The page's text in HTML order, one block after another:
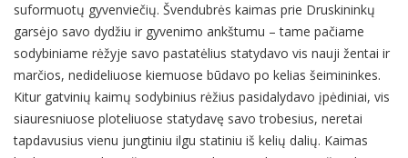
suformuotų gyvenviečių. Švendubrės kaimas prie Druskininkų
garsėjo savo dydžiu ir gyvenimo ankštumu – tame pačiame
sodybiniame rėžyje savo pastatėlius statydavo vis nauji žentai ir
marčios, nedideliuose kiemuose būdavo po kelias šeimininkes.
Kitur gatvinių kaimų sodybinius rėžius pasidalydavo įpėdiniai, vis
siauresniuose ploteliuose statydavę savo trobesius, neretai
tapdavusius vienu jungtiniu ilgu statiniu iš kelių dalių. Kaimas